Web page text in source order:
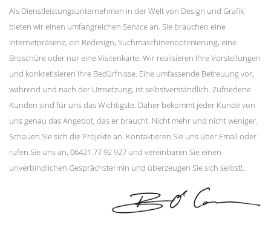
Als Dienstleistungsunternehmen in der Welt von Design und Grafik
bieten wir einen umfangreichen Service an. Sie brauchen eine
Internetpräsenz, ein Redesign, Suchmaschinenoptimierung, eine
Broschüre oder nur eine Visitenkarte. Wir realisieren Ihre Vorstellungen
und konkretisieren Ihre Bedürfnisse. Eine umfassende Betreuung vor,
während und nach der Umsetzung, ist selbstverständlich. Zufriedene
Kunden sind für uns das Wichtigste. Daher bekommt jeder Kunde von
uns genau das Angebot, das er braucht. Nicht mehr und nicht weniger.
Schauen Sie sich die Projekte an. Kontaktieren Sie uns über Email oder
rufen Sie uns an, 06421 77 92 927 und vereinbaren Sie einen
unverbindlichen Gesprächstermin und überzeugen Sie sich selbst!.